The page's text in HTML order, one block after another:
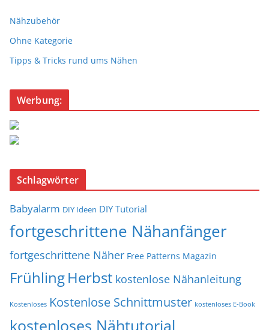
Nähzubehör
Ohne Kategorie
Tipps & Tricks rund ums Nähen
Werbung:
Schlagwörter
Babyalarm DIY Ideen DIY Tutorial
fortgeschrittene Nähanfänger
fortgeschrittene Näher Free Patterns Magazin
FrühlingHerbst kostenlose Nähanleitung
Kostenloses Kostenlose Schnittmuster kostenloses E-Book
kostenloses Nähtutorial